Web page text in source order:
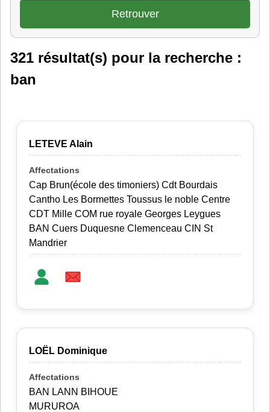
321 résultat(s) pour la recherche :
ban
LETEVE Alain
Cap Brun(école des timoniers) Cdt Bourdais
Cantho Les Bormettes Toussus le noble Centre
CDT Mille COM rue royale Georges Leygues
BAN Cuers Duquesne Clemenceau CIN St
Mandrier
LOËL Dominique
BAN LANN BIHOUE
MURUROA